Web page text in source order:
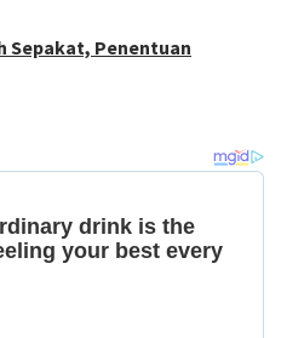
Sepakat, Penentuan